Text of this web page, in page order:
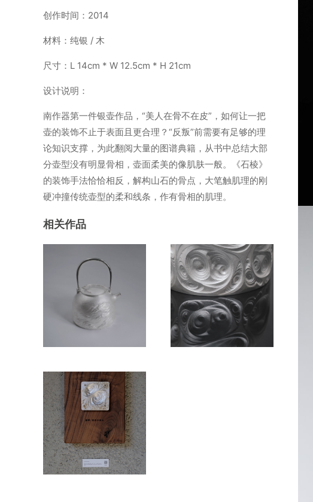
创作时间：2014
材料：纯银 / 木
尺寸：L 14cm * W 12.5cm * H 21cm
设计说明：
南作器第一件银壶作品，“美人在骨不在皮”，如何让一把
壶的装饰不止于表面且更合理？“反叛”前需要有足够的理
论知识支撑，为此翻阅大量的图谱典籍，从书中总结大部
分壶型没有明显骨相，壶面柔美的像肌肤一般。《石棱》
的装饰手法恰恰相反，解构山石的骨点，大笔触肌理的刚
硬冲撞传统壶型的柔和线条，作有骨相的肌理。
相关作品